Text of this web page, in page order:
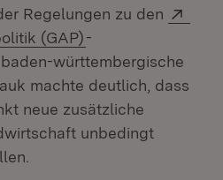
Regelungen zu den
(GAP)-
württembergische
machte deutlich, dass
neue zusätzliche
unbedingt